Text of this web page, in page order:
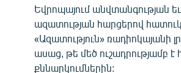
Եվրոպայում անվտանգության
ազատության հարցերով հատուկ
«Ազատություն» ռադիոկայանի
ասաց, թե մեծ ուշադրությամբ
քննարկումներին: